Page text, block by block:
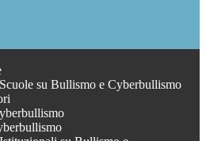
su Bullismo e Cyberbullismo